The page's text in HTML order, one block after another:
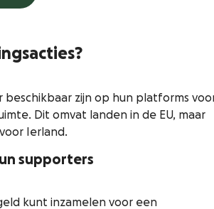
beschikbaar zijn op hun platforms
Dit omvat landen in de EU, maar
Ierland.
supporters
kunt inzamelen voor een